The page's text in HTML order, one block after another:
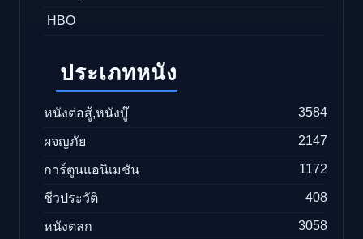
HBO
ประเภทหนัง
หนังต่อสู้,หนังบู๊ 3584
ผจญภัย 2147
การ์ตูนแอนิเมชัน 1172
ชีวประวัติ 408
หนังตลก 3058